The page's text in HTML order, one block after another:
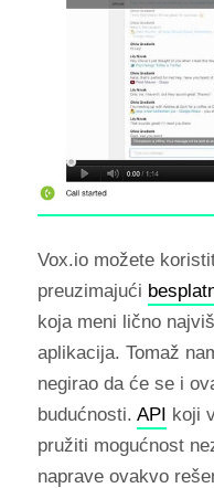
Vox.io možete
preuzimajući
koja meni lično
aplikacija. Tomaž
negirao da će se i
budućnosti. API koji
pružiti mogućnost
naprave ovakvo